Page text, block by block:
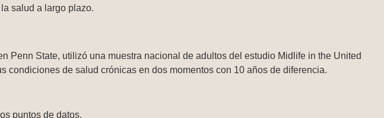
salud a largo plazo.
Penn State, utilizó una muestra nacional de adultos del estudio Midlife in the United
de salud crónicas en dos momentos con 10 años de diferencia.
puntos de datos.